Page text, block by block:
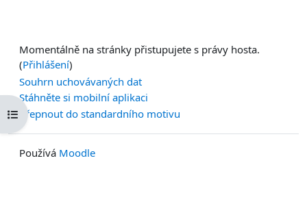
Otevřít indexu kurzu
Momentálně na stránky přistupujete s právy hosta.
(Přihlášení)
Souhrn uchovávaných dat
Stáhněte si mobilní aplikaci
Přepnout do standardního motivu
Používá Moodle